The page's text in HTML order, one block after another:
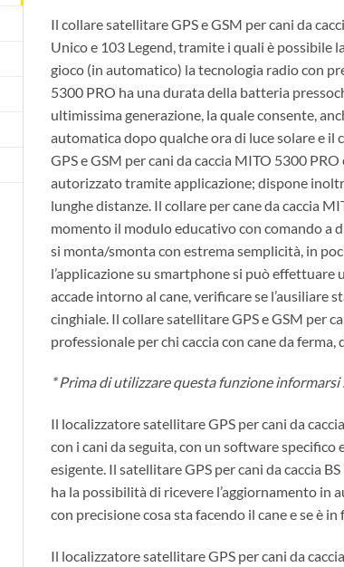
Il collare satellitare GPS e GSM per cani da
Unico e 103 Legend, tramite i quali è possibile
gioco (in automatico) la tecnologia radio con
5300 PRO ha una durata della batteria
ultimissima generazione, la quale consente,
automatica dopo qualche ora di luce solare e
GPS e GSM per cani da caccia MITO 5300
autorizzato tramite applicazione; dispone
lunghe distanze. Il collare per cane da caccia
momento il modulo educativo con comando a
si monta/smonta con estrema semplicità, in
l’applicazione su smartphone si può
accade intorno al cane, verificare se l’ausiliare
cinghiale. Il collare satellitare GPS e GSM per
professionale per chi caccia con cane da ferma,
* Prima di utilizzare questa funzione
Il localizzatore satellitare GPS per cani da
con i cani da seguita, con un software
esigente. Il satellitare GPS per cani da caccia
ha la possibilità di ricevere l’aggiornamento in
con precisione cosa sta facendo il cane e se è
Il localizzatore satellitare GPS per cani da